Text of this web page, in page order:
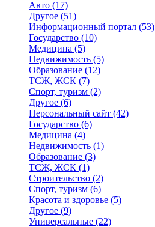
Авто (17)
Другое (51)
Информационный портал (53)
Государство (10)
Медицина (5)
Недвижимость (5)
Образование (12)
ТСЖ, ЖСК (7)
Спорт, туризм (2)
Другое (6)
Персональный сайт (42)
Государство (6)
Медицина (4)
Недвижимость (1)
Образование (3)
ТСЖ, ЖСК (1)
Строительство (2)
Спорт, туризм (6)
Красота и здоровье (5)
Другое (9)
Универсальные (22)